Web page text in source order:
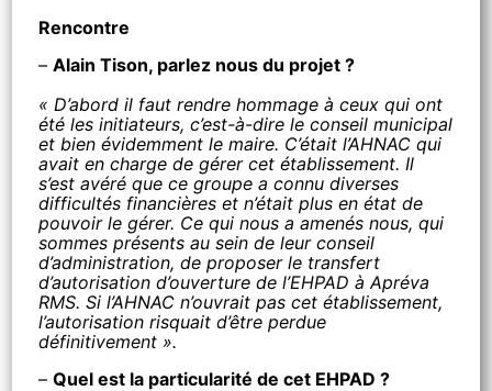
Rencontre
–Alain Tison, parlez nous du projet ?
« D’abord il faut rendre hommage à ceux qui ont
été les initiateurs, c’est-à-dire le conseil municipal
et bien évidemment le maire. C’était l’AHNAC qui
avait en charge de gérer cet établissement. Il
s’est avéré que ce groupe a connu diverses
difficultés financières et n’était plus en état de
pouvoir le gérer. Ce qui nous a amenés nous, qui
sommes présents au sein de leur conseil
d’administration, de proposer le transfert
d’autorisation d’ouverture de l’EHPAD à Apréva
RMS. Si l’AHNAC n’ouvrait pas cet établissement,
l’autorisation risquait d’être perdue
définitivement ».
–Quel est la particularité de cet EHPAD ?